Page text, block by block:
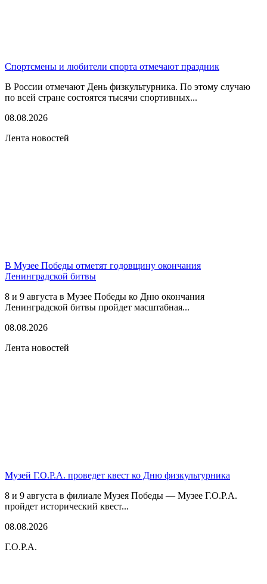
Спортсмены и любители спорта отмечают праздник
В России отмечают День физкультурника. По этому случаю
по всей стране состоятся тысячи спортивных...
08.08.2026
Лента новостей
В Музее Победы отметят годовщину окончания
Ленинградской битвы
8 и 9 августа в Музее Победы ко Дню окончания
Ленинградской битвы пройдет масштабная...
08.08.2026
Лента новостей
Музей Г.О.Р.А. проведет квест ко Дню физкультурника
8 и 9 августа в филиале Музея Победы — Музее Г.О.Р.А.
пройдет исторический квест...
08.08.2026
Г.О.Р.А.